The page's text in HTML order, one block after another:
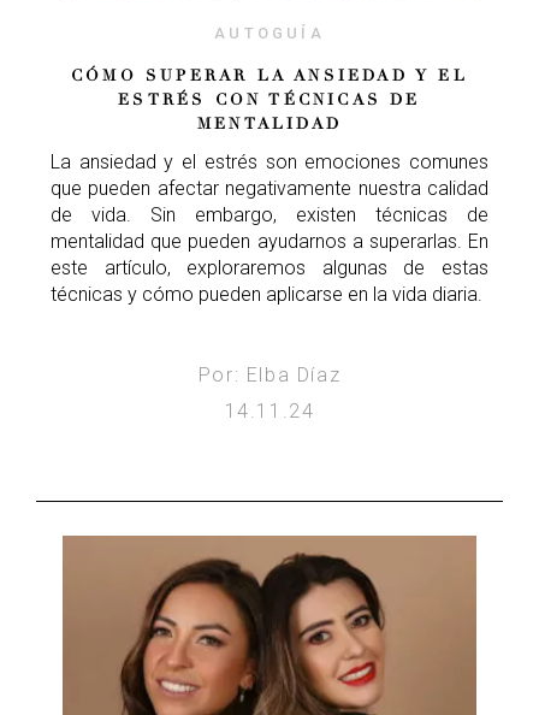
AUTOGUÍA
CÓMO SUPERAR LA ANSIEDAD Y EL
ESTRÉS CON TÉCNICAS DE
MENTALIDAD
La ansiedad y el estrés son emociones comunes
que pueden afectar negativamente nuestra calidad
de vida. Sin embargo, existen técnicas de
mentalidad que pueden ayudarnos a superarlas. En
este artículo, exploraremos algunas de estas
técnicas y cómo pueden aplicarse en la vida diaria.
Por: Elba Díaz
14.11.24